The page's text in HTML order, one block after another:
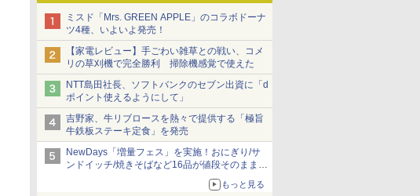
ミスド「Mrs. GREEN APPLE」のコラボドーナ
ツ4種、いよいよ発売！
【家電レビュー】手ごわい雑草との戦い、コメ
リの草刈機で完全勝利 掃除機感覚で使えた
NTT島田社長、ソフトバンクのセブン出資に「d
ポイント使えるようにして」
吉野家、牛リブロースを熱々で提供する「極旨
牛鉄板ステーキ定食」を発売
NewDays「増量フェス」を実施！おにぎり/サ
ンドイッチ/焼きそばなど16品が値段そのままで
もっと見る